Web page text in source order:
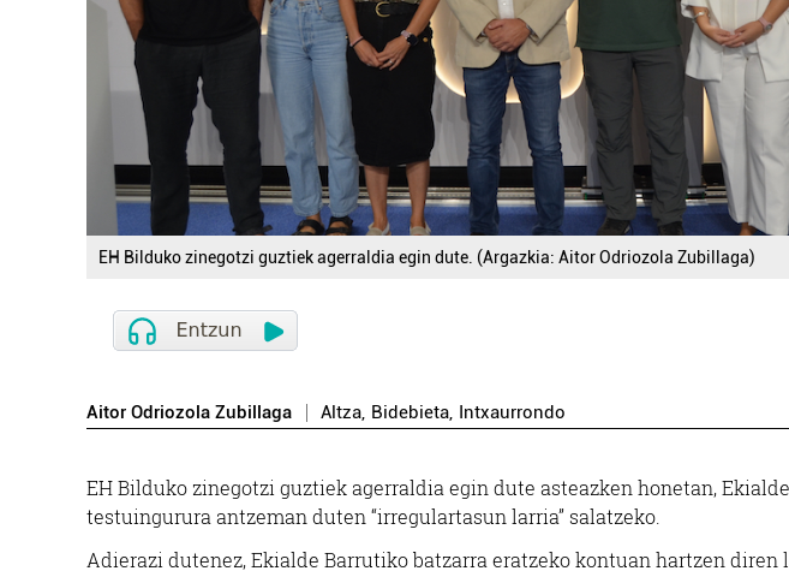
EH Bilduko zinegotzi guztiek agerraldia egin dute. (Argazkia: Aitor Odriozola Zubillaga)
Aitor Odriozola Zubillaga Altza, Bidebieta, Intxaurrondo
EH Bilduko zinegotzi guztiek agerraldia egin dute asteazken honetan,
testuingurura antzeman duten “irregulartasun larria” salatzeko.
Adierazi dutenez, Ekialde Barrutiko batzarra eratzeko kontuan hartzen